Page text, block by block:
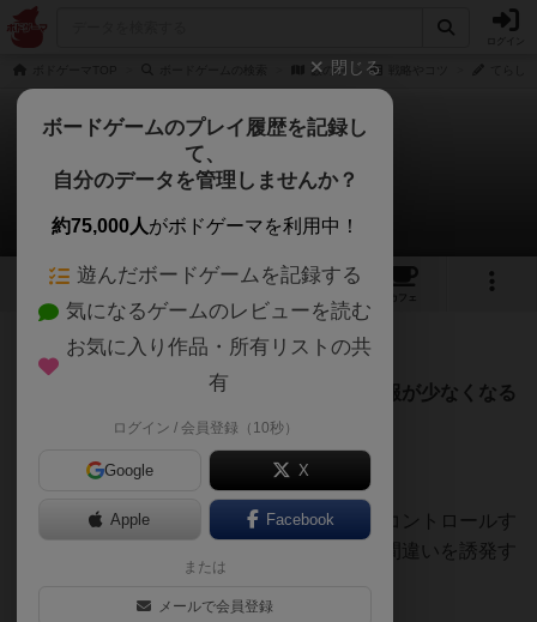
藪の中
藪の中
てらししさんの戦略やコツ
3 14
カフェ
561名 0名 0 約8年前
一行にまとめると、他プレイヤーに渡る情報が少なくなる
ようにするのがコツです。
持ってる情報が違うことから相手を完全にコントロールす
るのが難しいため、「騙す」ではなく、「間違いを誘発す
る」ぐらいの感覚です。
閉じる
ボードゲームのプレイ履歴を記録し
て、
自分のデータを管理しませんか？
約75,000人がボドゲーマを利用中！
遊んだボードゲームを記録する
気になるゲームのレビューを読む
お気に入り作品・所有リストの共
有
ログイン / 会員登録（10秒）
Google X
Apple Facebook
または
メールで会員登録